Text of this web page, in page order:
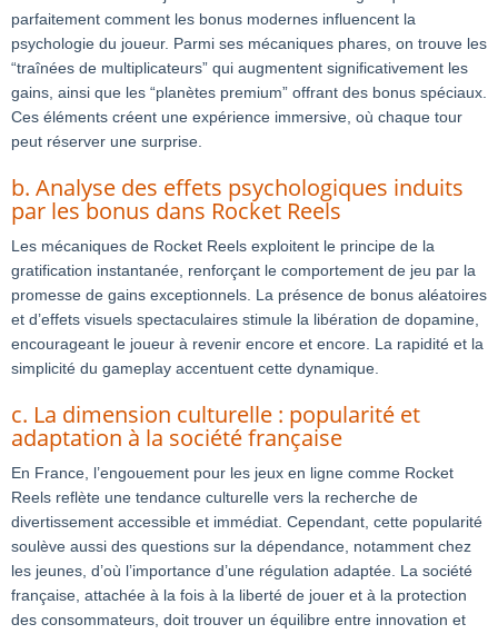
parfaitement comment les bonus modernes influencent la
psychologie du joueur. Parmi ses mécaniques phares, on trouve les
“traînées de multiplicateurs” qui augmentent significativement les
gains, ainsi que les “planètes premium” offrant des bonus spéciaux.
Ces éléments créent une expérience immersive, où chaque tour
peut réserver une surprise.
b. Analyse des effets psychologiques induits
par les bonus dans Rocket Reels
Les mécaniques de Rocket Reels exploitent le principe de la
gratification instantanée, renforçant le comportement de jeu par la
promesse de gains exceptionnels. La présence de bonus aléatoires
et d’effets visuels spectaculaires stimule la libération de dopamine,
encourageant le joueur à revenir encore et encore. La rapidité et la
simplicité du gameplay accentuent cette dynamique.
c. La dimension culturelle : popularité et
adaptation à la société française
En France, l’engouement pour les jeux en ligne comme Rocket
Reels reflète une tendance culturelle vers la recherche de
divertissement accessible et immédiat. Cependant, cette popularité
soulève aussi des questions sur la dépendance, notamment chez
les jeunes, d’où l’importance d’une régulation adaptée. La société
française, attachée à la fois à la liberté de jouer et à la protection
des consommateurs, doit trouver un équilibre entre innovation et